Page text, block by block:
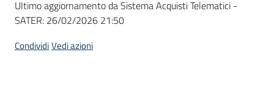
strumenti
di
acquisto
Ultimo aggiornamento da Sistema Acquisti Telematici -
SATER: 26/02/2026 21:50
CondividiVedi azioni